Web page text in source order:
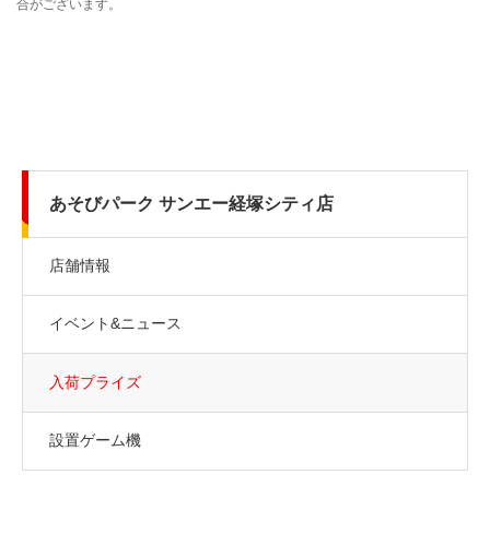
あそびパーク サンエー経塚シティ店
店舗情報
イベント&ニュース
入荷プライズ
設置ゲーム機